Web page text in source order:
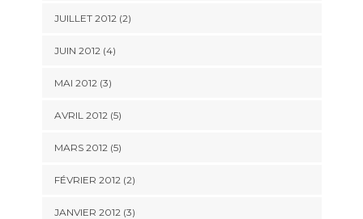
JUILLET 2012(2)
JUIN 2012(4)
MAI 2012(3)
AVRIL 2012(5)
MARS 2012(5)
FÉVRIER 2012(2)
JANVIER 2012(3)